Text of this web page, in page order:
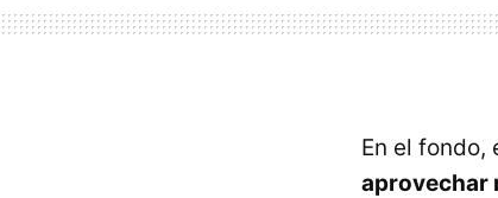
En el fondo,
aprovechar